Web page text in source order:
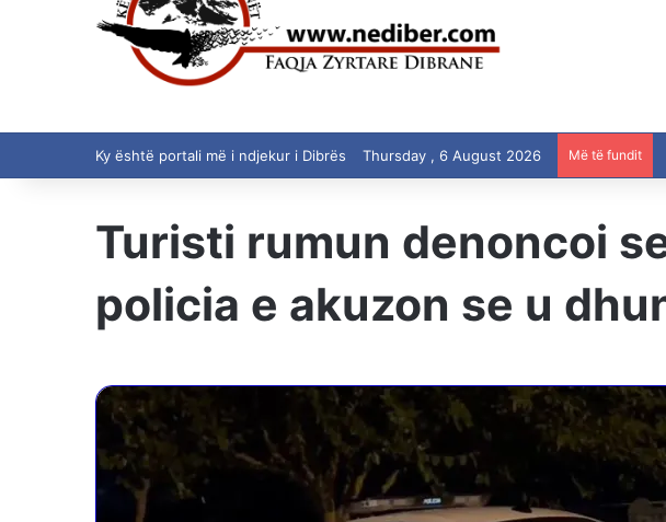
Ky është portali më i ndjekur i Dibrës Thursday , 6 August 2026 Më të fundit
Turisti rumun denoncoi
policia e akuzon se u